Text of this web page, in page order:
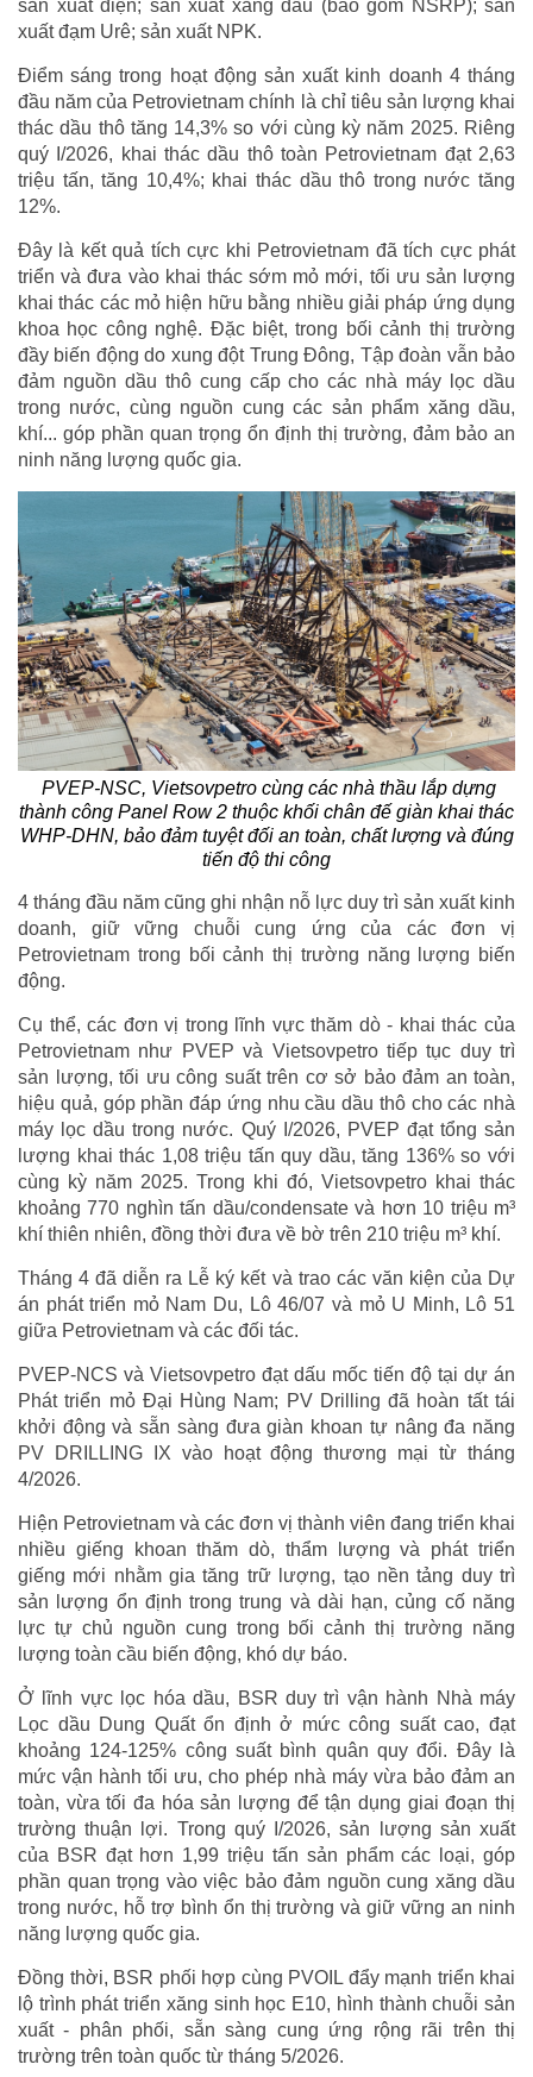
sản xuất điện; sản xuất xăng dầu (bao gồm NSRP); sản
xuất đạm Urê; sản xuất NPK.
Điểm sáng trong hoạt động sản xuất kinh doanh 4 tháng
đầu năm của Petrovietnam chính là chỉ tiêu sản lượng khai
thác dầu thô tăng 14,3% so với cùng kỳ năm 2025. Riêng
quý I/2026, khai thác dầu thô toàn Petrovietnam đạt 2,63
triệu tấn, tăng 10,4%; khai thác dầu thô trong nước tăng
12%.
Đây là kết quả tích cực khi Petrovietnam đã tích cực phát
triển và đưa vào khai thác sớm mỏ mới, tối ưu sản lượng
khai thác các mỏ hiện hữu bằng nhiều giải pháp ứng dụng
khoa học công nghệ. Đặc biệt, trong bối cảnh thị trường
đầy biến động do xung đột Trung Đông, Tập đoàn vẫn bảo
đảm nguồn dầu thô cung cấp cho các nhà máy lọc dầu
trong nước, cùng nguồn cung các sản phẩm xăng dầu,
khí... góp phần quan trọng ổn định thị trường, đảm bảo an
ninh năng lượng quốc gia.
PVEP-NSC, Vietsovpetro cùng các nhà thầu lắp dựng
thành công Panel Row 2 thuộc khối chân đế giàn khai thác
WHP-DHN, bảo đảm tuyệt đối an toàn, chất lượng và đúng
tiến độ thi công
4 tháng đầu năm cũng ghi nhận nỗ lực duy trì sản xuất kinh
doanh, giữ vững chuỗi cung ứng của các đơn vị
Petrovietnam trong bối cảnh thị trường năng lượng biến
động.
Cụ thể, các đơn vị trong lĩnh vực thăm dò - khai thác của
Petrovietnam như PVEP và Vietsovpetro tiếp tục duy trì
sản lượng, tối ưu công suất trên cơ sở bảo đảm an toàn,
hiệu quả, góp phần đáp ứng nhu cầu dầu thô cho các nhà
máy lọc dầu trong nước. Quý I/2026, PVEP đạt tổng sản
lượng khai thác 1,08 triệu tấn quy dầu, tăng 136% so với
cùng kỳ năm 2025. Trong khi đó, Vietsovpetro khai thác
khoảng 770 nghìn tấn dầu/condensate và hơn 10 triệu m³
khí thiên nhiên, đồng thời đưa về bờ trên 210 triệu m³ khí.
Tháng 4 đã diễn ra Lễ ký kết và trao các văn kiện của Dự
án phát triển mỏ Nam Du, Lô 46/07 và mỏ U Minh, Lô 51
giữa Petrovietnam và các đối tác.
PVEP-NCS và Vietsovpetro đạt dấu mốc tiến độ tại dự án
Phát triển mỏ Đại Hùng Nam; PV Drilling đã hoàn tất tái
khởi động và sẵn sàng đưa giàn khoan tự nâng đa năng
PV DRILLING IX vào hoạt động thương mại từ tháng
4/2026.
Hiện Petrovietnam và các đơn vị thành viên đang triển khai
nhiều giếng khoan thăm dò, thẩm lượng và phát triển
giếng mới nhằm gia tăng trữ lượng, tạo nền tảng duy trì
sản lượng ổn định trong trung và dài hạn, củng cố năng
lực tự chủ nguồn cung trong bối cảnh thị trường năng
lượng toàn cầu biến động, khó dự báo.
Ở lĩnh vực lọc hóa dầu, BSR duy trì vận hành Nhà máy
Lọc dầu Dung Quất ổn định ở mức công suất cao, đạt
khoảng 124-125% công suất bình quân quy đổi. Đây là
mức vận hành tối ưu, cho phép nhà máy vừa bảo đảm an
toàn, vừa tối đa hóa sản lượng để tận dụng giai đoạn thị
trường thuận lợi. Trong quý I/2026, sản lượng sản xuất
của BSR đạt hơn 1,99 triệu tấn sản phẩm các loại, góp
phần quan trọng vào việc bảo đảm nguồn cung xăng dầu
trong nước, hỗ trợ bình ổn thị trường và giữ vững an ninh
năng lượng quốc gia.
Đồng thời, BSR phối hợp cùng PVOIL đẩy mạnh triển khai
lộ trình phát triển xăng sinh học E10, hình thành chuỗi sản
xuất - phân phối, sẵn sàng cung ứng rộng rãi trên thị
trường trên toàn quốc từ tháng 5/2026.